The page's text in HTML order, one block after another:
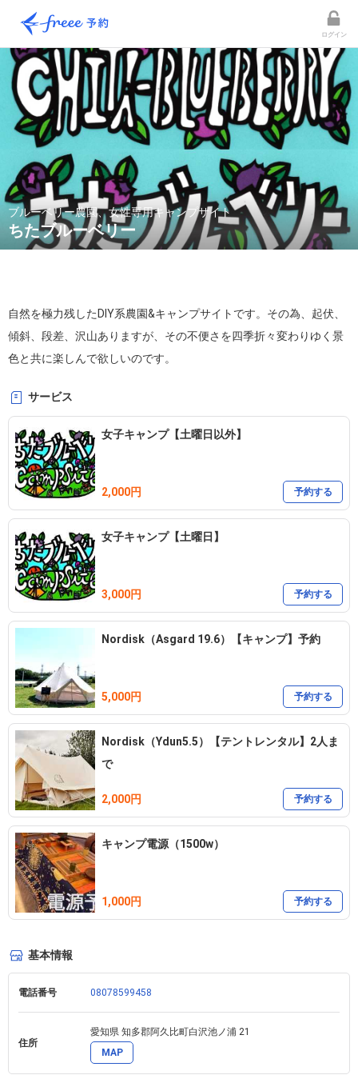
ログイン
ブルーベリー農園、女性専用キャンプサイト
ちたブルーベリー
自然を極力残したDIY系農園&キャンプサイトです。その為、起伏、
傾斜、段差、沢山ありますが、その不便さを四季折々変わりゆく景
色と共に楽しんで欲しいのです。
サービス
女子キャンプ【土曜日以外】
2,000円 予約する
女子キャンプ【土曜日】
3,000円 予約する
Nordisk（Asgard 19.6）【キャンプ】予約
5,000円 予約する
Nordisk（Ydun5.5）【テントレンタル】2人ま
で
2,000円 予約する
キャンプ電源（1500w）
1,000円 予約する
基本情報
電話番号 08078599458
住所
愛知県 知多郡阿久比町白沢池ノ浦 21
MAP